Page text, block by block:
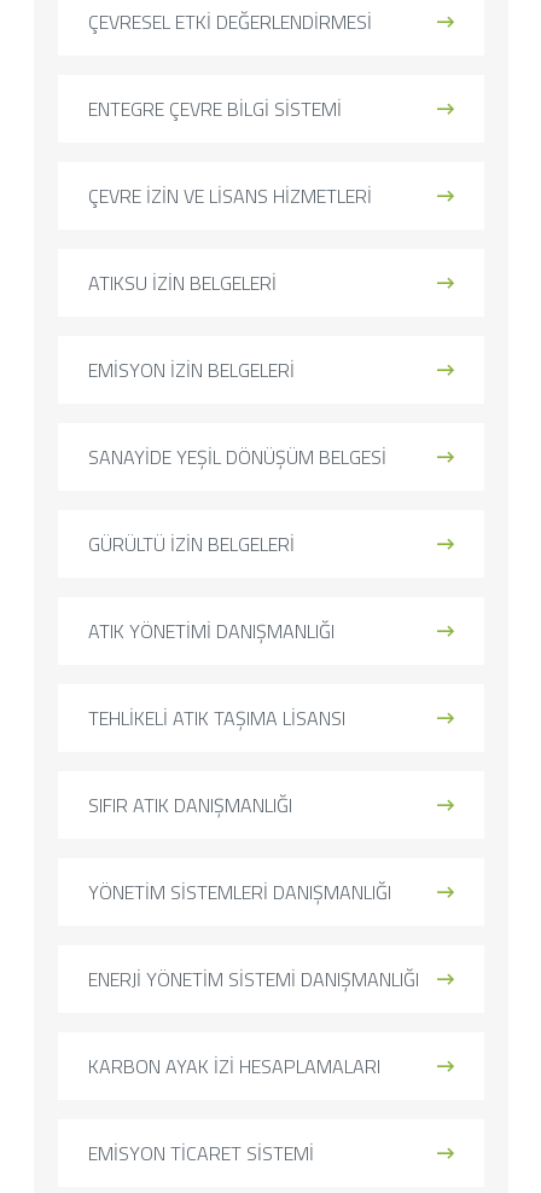
ÇEVRESEL ETKİ DEĞERLENDİRMESİ
ENTEGRE ÇEVRE BİLGİ SİSTEMİ
ÇEVRE İZİN VE LİSANS HİZMETLERİ
ATIKSU İZİN BELGELERİ
EMİSYON İZİN BELGELERİ
SANAYİDE YEŞİL DÖNÜŞÜM BELGESİ
GÜRÜLTÜ İZİN BELGELERİ
ATIK YÖNETİMİ DANIŞMANLIĞI
TEHLİKELİ ATIK TAŞIMA LİSANSI
SIFIR ATIK DANIŞMANLIĞI
YÖNETİM SİSTEMLERİ DANIŞMANLIĞI
ENERJİ YÖNETİM SİSTEMİ DANIŞMANLIĞI
KARBON AYAK İZİ HESAPLAMALARI
EMİSYON TİCARET SİSTEMİ